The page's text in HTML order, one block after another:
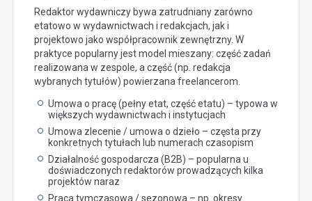
Redaktor wydawniczy bywa zatrudniany zarówno
etatowo w wydawnictwach i redakcjach, jak i
projektowo jako współpracownik zewnętrzny. W
praktyce popularny jest model mieszany: część zadań
realizowana w zespole, a część (np. redakcja
wybranych tytułów) powierzana freelancerom.
Umowa o pracę (pełny etat, część etatu) – typowa w
większych wydawnictwach i instytucjach
Umowa zlecenie / umowa o dzieło – częsta przy
konkretnych tytułach lub numerach czasopism
Działalność gospodarcza (B2B) – popularna u
doświadczonych redaktorów prowadzących kilka
projektów naraz
Praca tymczasowa / sezonowa – np. okresy